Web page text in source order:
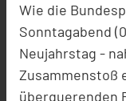
Wie die
Sonntagabend
Neujahrstag -
Zusammenstoß
überquerenden